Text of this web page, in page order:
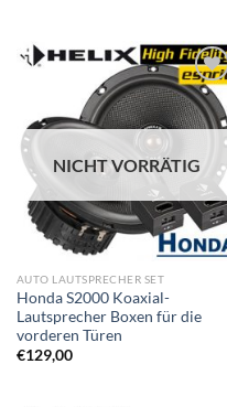
Zu
Wunschliste
hinzufügen
NICHT VORRÄTIG
AUTO LAUTSPRECHER SET
Honda S2000 Koaxial-
Lautsprecher Boxen für die
vorderen Türen
€129,00